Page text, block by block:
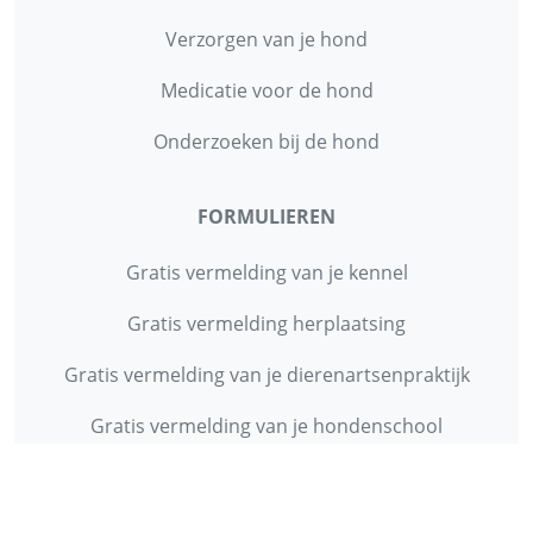
Verzorgen van je hond
Medicatie voor de hond
Onderzoeken bij de hond
FORMULIEREN
Gratis vermelding van je kennel
Gratis vermelding herplaatsing
Gratis vermelding van je dierenartsenpraktijk
Gratis vermelding van je hondenschool